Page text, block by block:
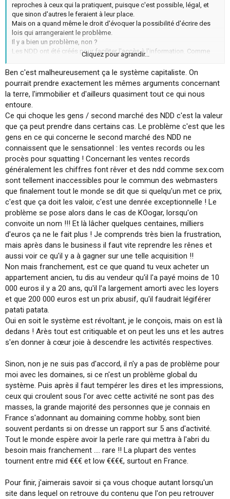
reproches à ceux qui la pratiquent, puisque c'est possible, légal, et
que sinon d'autres le feraient à leur place.
Mais on a quand même le droit d'évoquer la possibilité d'écrire des
lois qui arrangeraient le problème.
Il y a bien un problème, non ?
Les NDD ont été créés pour faciliter l'accès à l'information. Comme
dans tout commerce il faut bien que les marchandises circulent, et il y
a donc des intermédiaires. Mais au final la marchandise doit se
retrouver chez l'utilisateur. Ce n'est pas le cas pour la plupart des
noms de domaine. Ça montre qu'il y a un déséquilibre quelque part
dans la chaîne.
Cliquez pour agrandir...
Ben c'est malheureusement ça le système capitaliste. On
pourrait prendre exactement les mêmes arguments concernant
la terre, l'immobilier et d'ailleurs quasiment tout ce qui nous
entoure.
Ce qui choque les gens / second marché des NDD c'est la valeur
que ça peut prendre dans certains cas. Le problème c'est que les
gens en ce qui concerne le second marché des NDD ne
connaissent que le sensationnel : les ventes records ou les
procès pour squatting ! Concernant les ventes records
généralement les chiffres font rêver et des ndd comme sex.com
sont tellement inaccessibles pour le commun des webmasters
que finalement tout le monde se dit que si quelqu'un met ce prix,
c'est que ça doit les valoir, c'est une denrée exceptionnelle ! Le
problème se pose alors dans le cas de KOogar, lorsqu'on
convoite un nom !!! Et là lâcher quelques centaines, milliers
d'euros ça ne le fait plus ! Je comprends très bien la frustration,
mais après dans le business il faut vite reprendre les rênes et
aussi voir ce qu'il y a à gagner sur une telle acquisition !!
Non mais franchement, est ce que quand tu veux acheter un
appartement ancien, tu dis au vendeur qu'il l'a payé moins de 10
000 euros il y a 20 ans, qu'il l'a largement amorti avec les loyers
et que 200 000 euros est un prix abusif, qu'il faudrait légiférer
patati patata.
Oui en soit le système est révoltant, je le conçois, mais on est là
dedans ! Arès tout est critiquable et on peut les uns et les autres
s'en donner à cœur joie à descendre les activités respectives.
Sinon, non je ne suis pas d'accord, il n'y a pas de problème pour
moi avec les domaines, si ce n'est un problème global du
système. Puis après il faut tempérer les dires et les impressions,
ceux qui croulent sous l'or avec cette activité ne sont pas des
masses, la grande majorité des personnes que je connais en
France s'adonnant au domaining comme hobby, sont bien
souvent perdants si on dresse un rapport sur 5 ans d'activité.
Tout le monde espère avoir la perle rare qui mettra à l'abri du
besoin mais franchement .... rare !! La plupart des ventes
tournent entre mid €€€ et low €€€€, surtout en France.
Pour finir, j'aimerais savoir si ça vous choque autant lorsqu'un
site dans lequel on retrouve du contenu que l'on peu retrouver